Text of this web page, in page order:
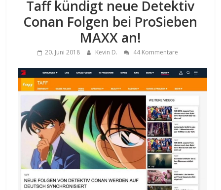
Taff kündigt neue Detektiv
Conan Folgen bei ProSieben
MAXX an!
20. Juni 2018 Kevin D. 44 Kommentare